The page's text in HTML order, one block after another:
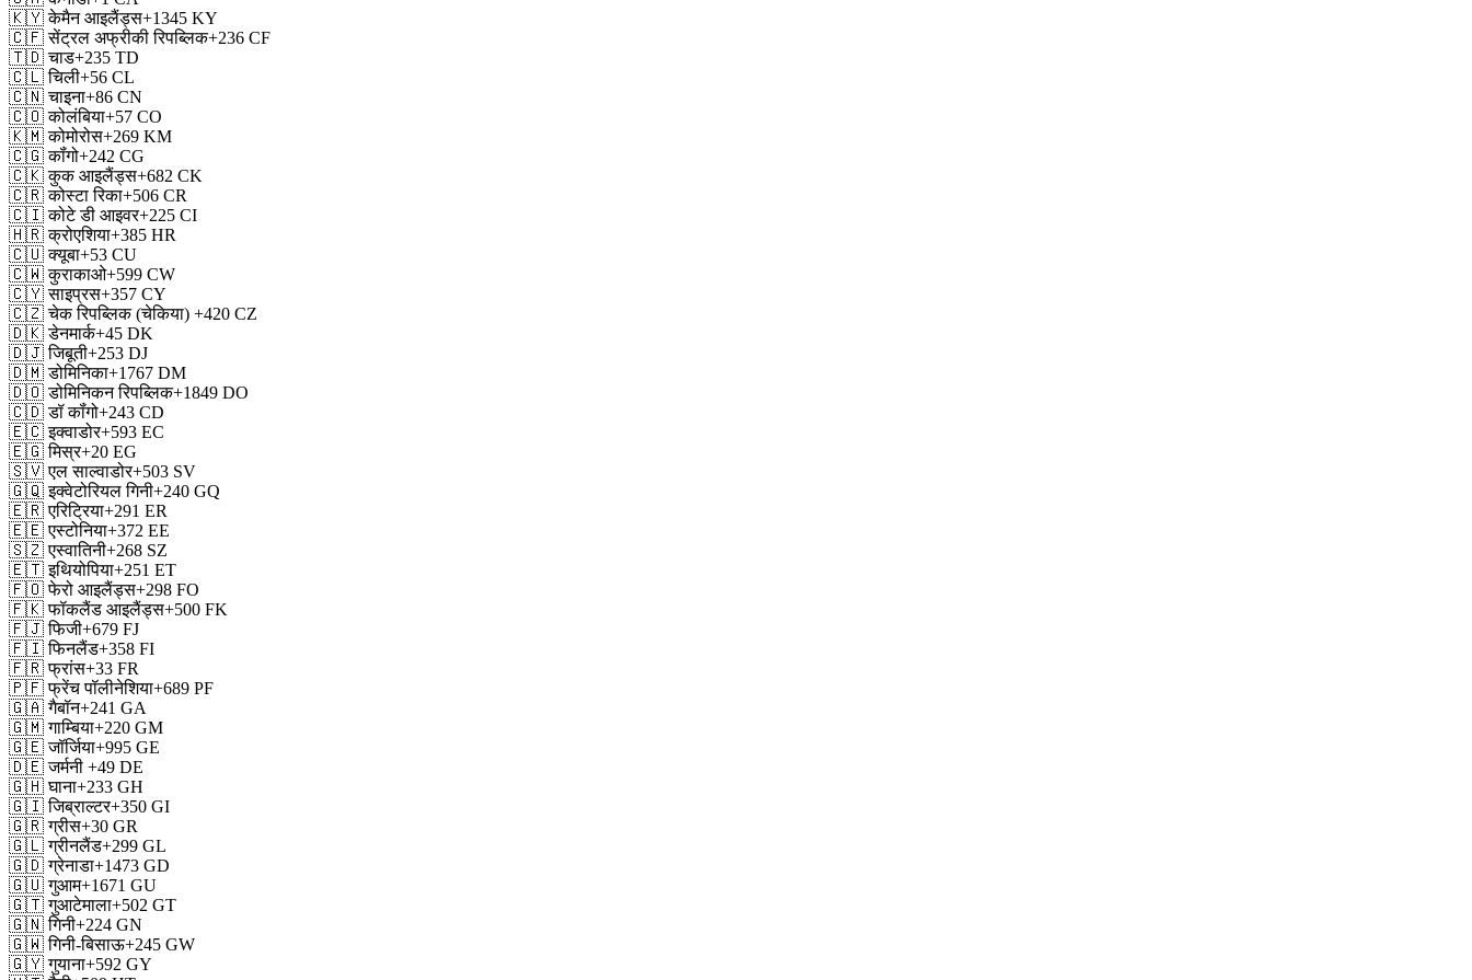
🇰🇾 केमैन आइलैंड्स+1345 KY
🇨🇫 सेंट्रल अफ्रीकी रिपब्लिक+236 CF
🇹🇩 चाड+235 TD
🇨🇱 चिली+56 CL
🇨🇳 चाइना+86 CN
🇨🇴 कोलंबिया+57 CO
🇰🇲 कोमोरोस+269 KM
🇨🇬 कॉंगो+242 CG
🇨🇰 कुक आइलैंड्स+682 CK
🇨🇷 कोस्टा रिका+506 CR
🇨🇮 कोटे डी आइवर+225 CI
🇭🇷 क्रोएशिया+385 HR
🇨🇺 क्यूबा+53 CU
🇨🇼 कुराकाओ+599 CW
🇨🇾 साइप्रस+357 CY
🇨🇿 चेक रिपब्लिक (चेकिया) +420 CZ
🇩🇰 डेनमार्क+45 DK
🇩🇯 जिबूती+253 DJ
🇩🇲 डोमिनिका+1767 DM
🇩🇴 डोमिनिकन रिपब्लिक+1849 DO
🇨🇩 डॉ कॉंगो+243 CD
🇪🇨 इक्वाडोर+593 EC
🇪🇬 मिस्र+20 EG
🇸🇻 एल साल्वाडोर+503 SV
🇬🇶 इक्वेटोरियल गिनी+240 GQ
🇪🇷 एरिट्रिया+291 ER
🇪🇪 एस्टोनिया+372 EE
🇸🇿 एस्वातिनी+268 SZ
🇪🇹 इथियोपिया+251 ET
🇫🇴 फेरो आइलैंड्स+298 FO
🇫🇰 फॉकलैंड आइलैंड्स+500 FK
🇫🇯 फिजी+679 FJ
🇫🇮 फिनलैंड+358 FI
🇫🇷 फ्रांस+33 FR
🇵🇫 फ्रेंच पॉलीनेशिया+689 PF
🇬🇦 गैबॉन+241 GA
🇬🇲 गाम्बिया+220 GM
🇬🇪 जॉर्जिया+995 GE
🇩🇪 जर्मनी +49 DE
🇬🇭 घाना+233 GH
🇬🇮 जिब्राल्टर+350 GI
🇬🇷 ग्रीस+30 GR
🇬🇱 ग्रीनलैंड+299 GL
🇬🇩 ग्रेनाडा+1473 GD
🇬🇺 गुआम+1671 GU
🇬🇹 गुआटेमाला+502 GT
🇬🇳 गिनी+224 GN
🇬🇼 गिनी-बिसाऊ+245 GW
🇬🇾 गुयाना+592 GY